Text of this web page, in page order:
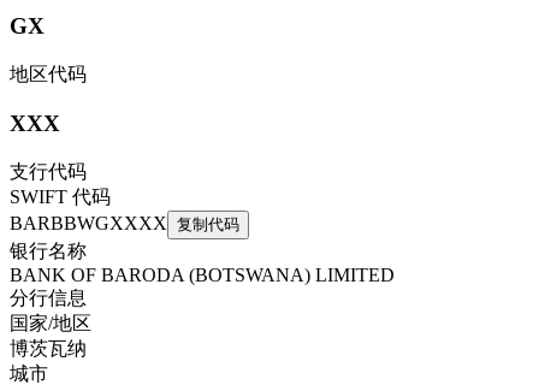
GX
地区代码
XXX
支行代码
SWIFT 代码
BARBBWGXXXX 复制代码
银行名称
BANK OF BARODA (BOTSWANA) LIMITED
分行信息
国家/地区
博茨瓦纳
城市